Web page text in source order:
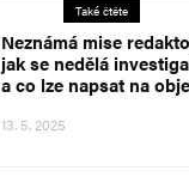
Také čtěte
Neznámá mise
jak se nedělá
a co lze napsat na
13. 5. 2025